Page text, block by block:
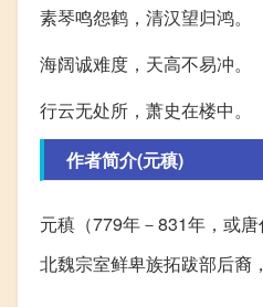
素琴鸣怨鹤，清汉望归鸿。
海阔诚难度，天高不易冲。
行云无处所，萧史在楼中。
作者简介(元稹)
元稹（779年－831年，或
北魏宗室鲜卑族拓跋部后裔